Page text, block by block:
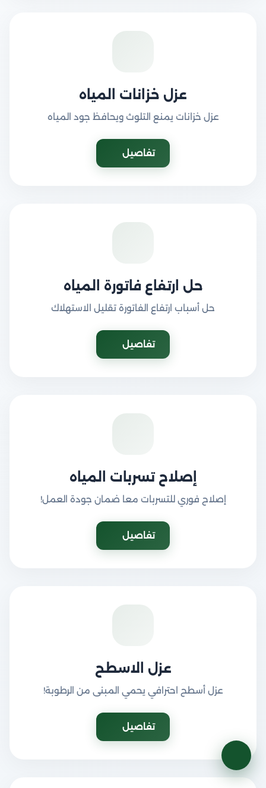
عزل خزانات المياه
عزل خزانات يمنع التلوث ويحافظ جود المياه
تفاصيل
حل ارتفاع فاتورة المياه
حل أسباب ارتفاع الفاتورة تقليل الاستهلاك
تفاصيل
إصلاح تسربات المياه
إصلاح فوري للتسربات معا ضمان جودة العمل!
تفاصيل
عزل الاسطح
عزل أسطح احترافي يحمي المبنى من الرطوبة!
تفاصيل